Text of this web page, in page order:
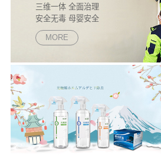
三维一体 全面治理
安全无毒 母婴安全
源头分解 长效持久
MORE